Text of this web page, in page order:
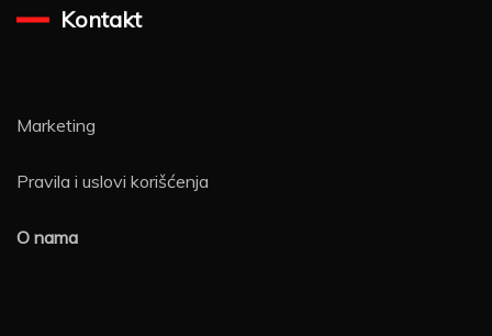
Kontakt
Marketing
Pravila i uslovi korišćenja
O nama